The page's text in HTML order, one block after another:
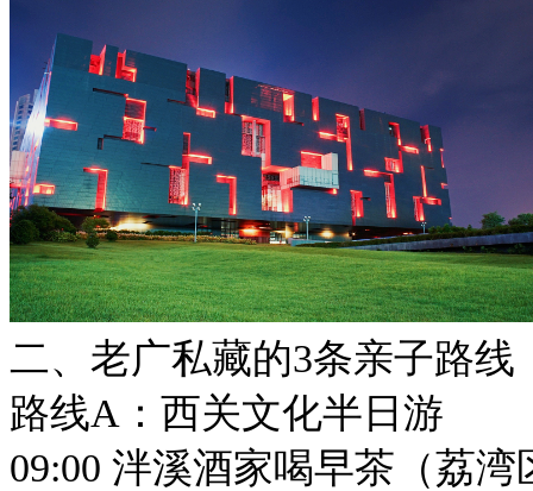
二、老广私藏的3条亲子路线
路线A：西关文化半日游
09:00 泮溪酒家喝早茶（荔